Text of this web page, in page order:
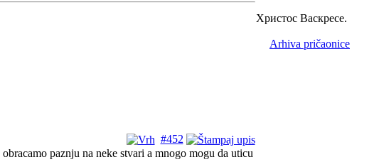
#452
paznju na neke stvari a mnogo mogu da uticu
Христос Васкресе.
Arhiva pričaonice